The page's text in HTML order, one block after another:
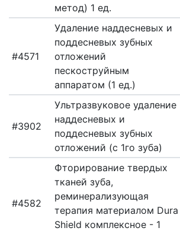
метод) 1 ед.
#4571
Удаление наддесневых и
поддесневых зубных
отложений
пескоструйным
аппаратом (1 ед.)
#3902
Ультразвуковое удаление
наддесневых и
поддесневых зубных
отложений (с 1го зуба)
#4582
Фторирование твердых
тканей зуба,
реминерализующая
терапия материалом Dura
Shield комплексное - 1